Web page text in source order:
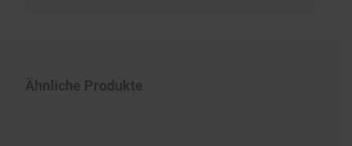
Ähnliche Produkte